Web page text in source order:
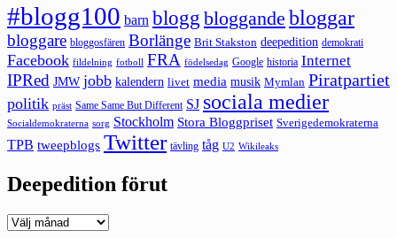
#blogg100 barn blogg bloggande bloggar
bloggare bloggosfären Borlänge Brit Stakston deepedition demokrati
Facebook fildelning fotboll FRA födelsedag Google historia Internet
IPRed JMW jobb kalendern livet media musik Mymlan Piratpartiet
politik präst Same Same But Different SJ sociala medier
Socialdemokraterna sorg Stockholm Stora Bloggpriset Sverigedemokraterna
TPB tweepblogs Twitter tävling tåg U2 Wikileaks
Deepedition förut
Deepedition